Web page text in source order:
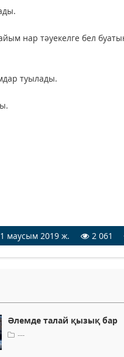
нар тәуекелге бел
туылады.
маусым 2019 ж. 2 061
Әлемде талай қызық бар
---